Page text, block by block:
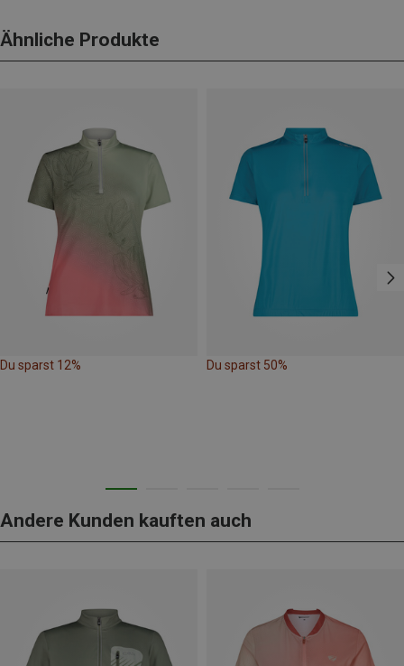
Ähnliche Produkte
Du sparst 12% Du sparst 50%
Andere Kunden kauften auch